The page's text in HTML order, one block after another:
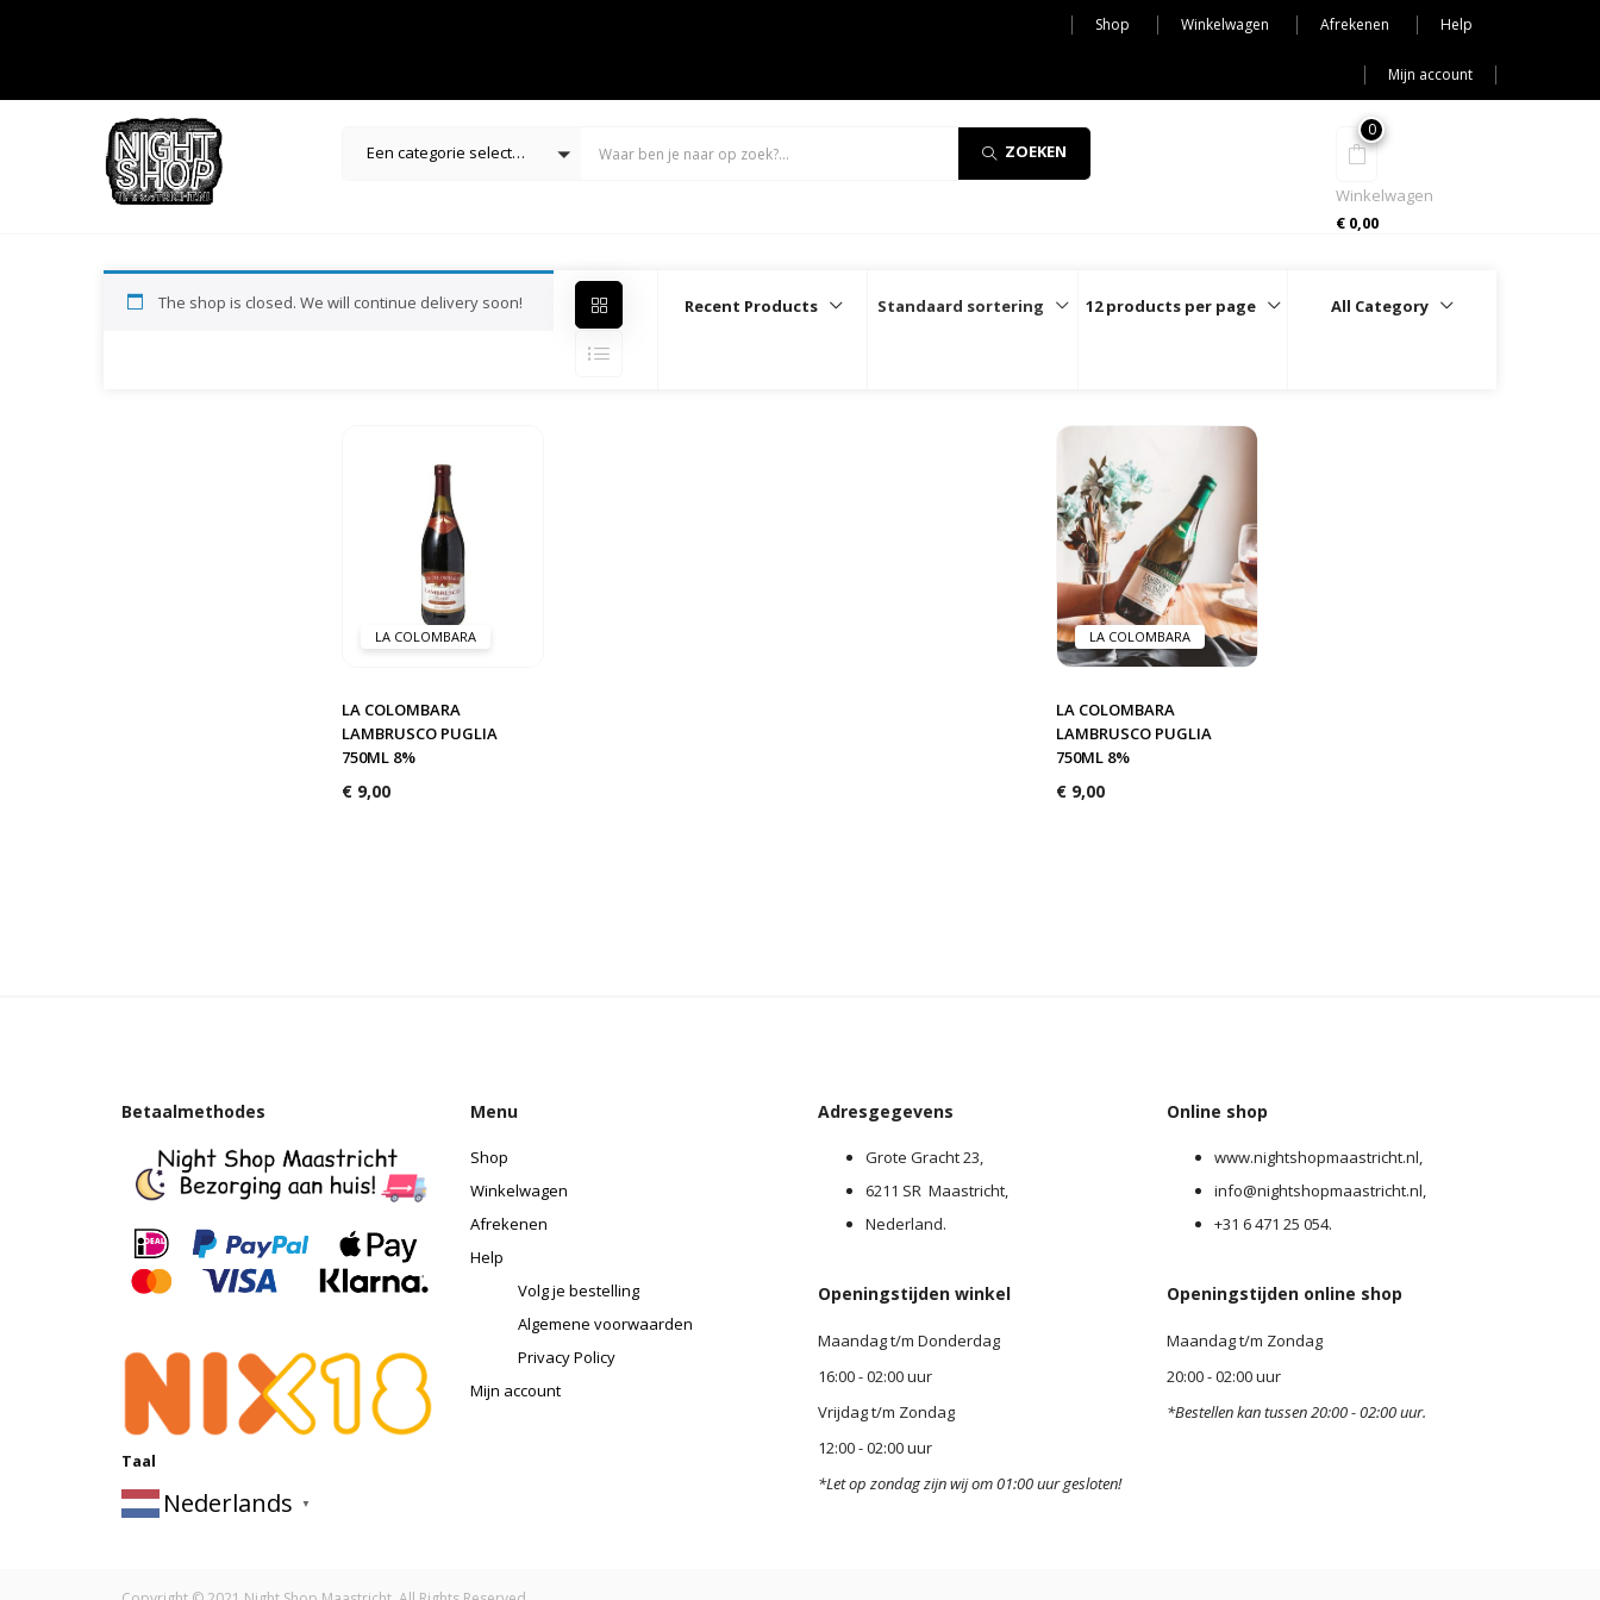
Shop Winkelwagen Afrekenen Help
Mijn account
Een categorie selecteren ZOEKEN
0
Winkelwagen
€ 0,00
The shop is closed. We will continue delivery soon! Recent Products Standaard sortering 12 products per page All Category
LA COLOMBARA
LA COLOMBARA
LAMBRUSCO PUGLIA
750ML 8%
€ 9,00
LA COLOMBARA
LA COLOMBARA
LAMBRUSCO PUGLIA
750ML 8%
€ 9,00
Betaalmethodes
Taal
Nederlands ▼
Menu
Shop
Winkelwagen
Afrekenen
Help
Volg je bestelling
Algemene voorwaarden
Privacy Policy
Mijn account
Adresgegevens
Grote Gracht 23,
6211 SR Maastricht,
Nederland.
Openingstijden winkel
Maandag t/m Donderdag
16:00 - 02:00 uur
Vrijdag t/m Zondag
12:00 - 02:00 uur
*Let op zondag zijn wij om 01:00 uur gesloten!
Online shop
www.nightshopmaastricht.nl,
info@nightshopmaastricht.nl,
+31 6 471 25 054.
Openingstijden online shop
Maandag t/m Zondag
20:00 - 02:00 uur
*Bestellen kan tussen 20:00 - 02:00 uur.